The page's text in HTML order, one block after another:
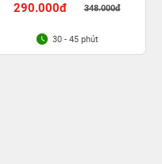
290.000đ 348.000đ
30 - 45 phút